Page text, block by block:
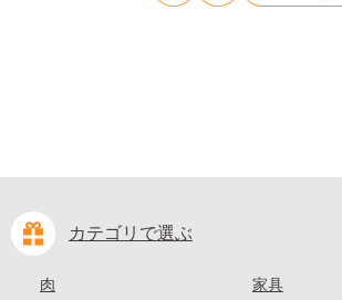
kasaoka_zsy_419_100---
カテゴリで選ぶ
肉 家具